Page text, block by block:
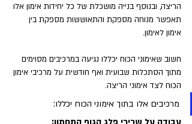
הריצה, ובנוסף בנייה מושכלת של כל יחידות אימון אלו
תאפשר מנוחה מספקת והתאוששות מספקת בין
אימון לאימון.
חשוב שאימוני הכוח יכללו נגיעה במרכיבים מסוימים
מתוך הסתכלות שבועית ואף חודשית על מרכיבי אימון
הכוח לצד אימוני הריצה.
מרכיבים אלו בתוך אימוני הכוח יכללו: